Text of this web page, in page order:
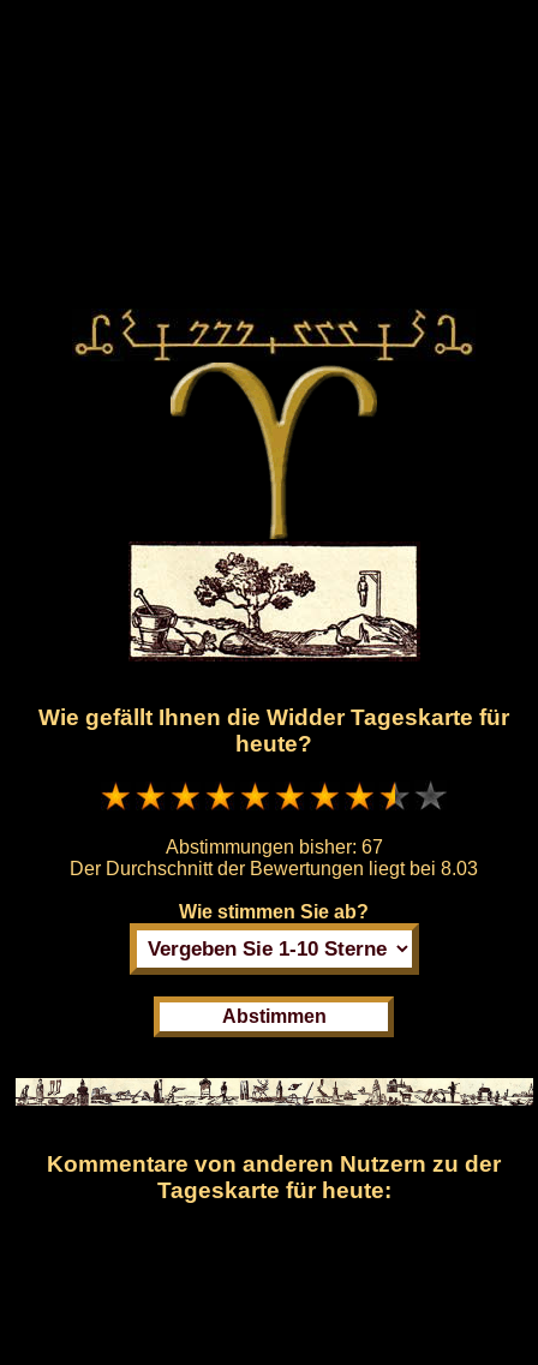
Wie gefällt Ihnen die Widder Tageskarte für
heute?
Abstimmungen bisher: 67
Der Durchschnitt der Bewertungen liegt bei 8.03
Wie stimmen Sie ab?
Kommentare von anderen Nutzern zu der
Tageskarte für heute: